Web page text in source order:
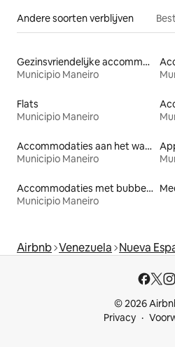
Andere soorten verblijven
Gezinsvriendelijke accommodaties
Municipio Maneiro
Flats
Municipio Maneiro
Accommodaties aan het water
Municipio Maneiro
Accommodaties met bubbelbad
Municipio Maneiro
Airbnb Venezuela Nueva
© 2026
Privacy